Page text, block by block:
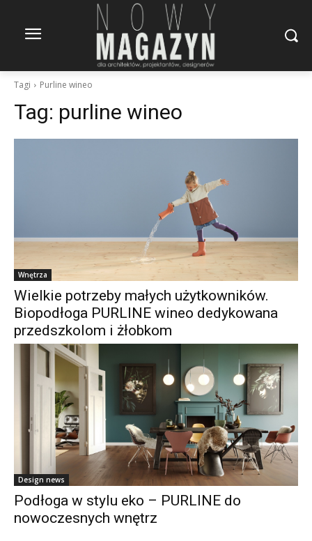
Tagi Purline wineo
Tag: purline wineo
Wnętrza
Wielkie potrzeby małych użytkowników.
Biopodłoga PURLINE wineo dedykowana
przedszkolom i żłobkom
Design news
Podłoga w stylu eko – PURLINE do
nowoczesnych wnętrz